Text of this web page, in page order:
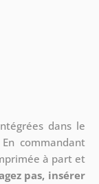
dans le
commandant
à part et
pas, insérer